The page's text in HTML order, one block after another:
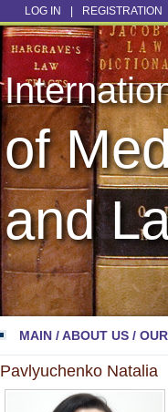
LOG IN REGISTRATION
of
and
MAIN /ABOUT US /
Pavlyuchenko Natalia